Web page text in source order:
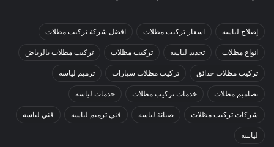
إصلاح لياسه اسعار تركيب مظلات افضل شركة تركيب مظلات
انواع مظلات تجديد لياسه تركيب مظلات تركيب مظلات بالرياض
تركيب مظلات حدائق تركيب مظلات سيارات ترميم لياسه
تصاميم مظلات خدمات تركيب مظلات خدمات لياسه
شركات تركيب مظلات صيانة لياسه فني ترميم لياسه فني لياسه
لياسه